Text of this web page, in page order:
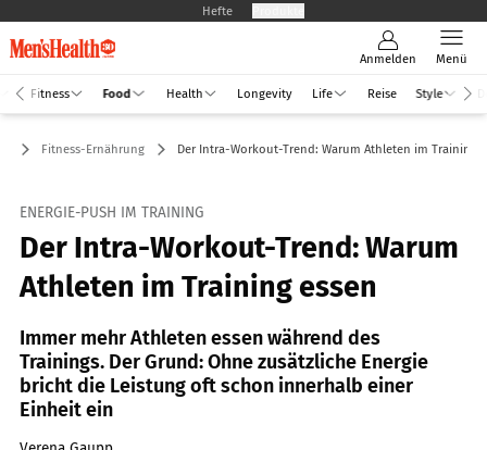
Hefte
Anmelden Menü
Fitness Food Health Longevity Life Reise Style
Fitness-Ernährung Der Intra-Workout-Trend: Warum Athleten im Training
ENERGIE-PUSH IM TRAINING
Der Intra-Workout-Trend: Warum
Athleten im Training essen
Immer mehr Athleten essen während des
Trainings. Der Grund: Ohne zusätzliche Energie
bricht die Leistung oft schon innerhalb einer
Einheit ein